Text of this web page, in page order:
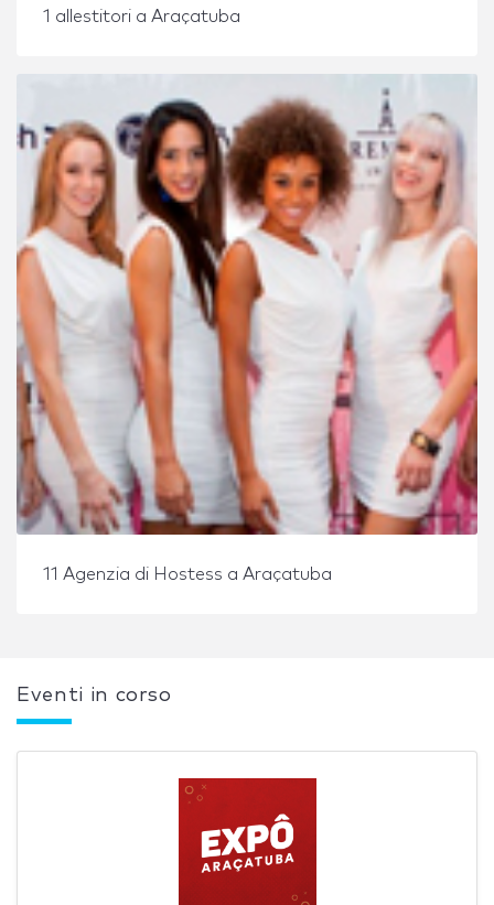
1 allestitori a Araçatuba
11 Agenzia di Hostess a Araçatuba
Eventi in corso